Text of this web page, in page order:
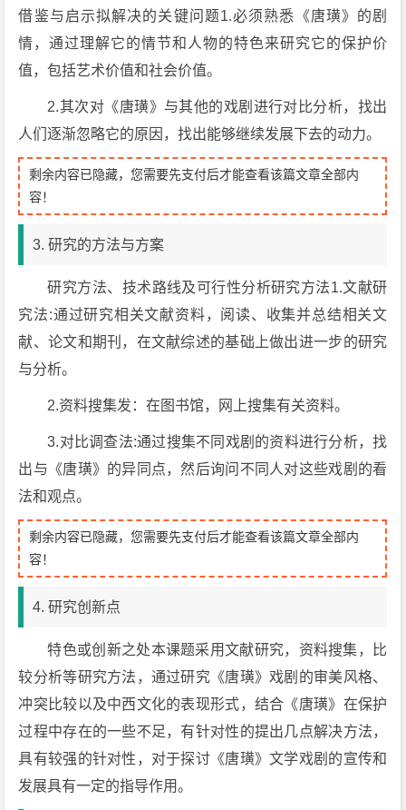
借鉴与启示拟解决的关键问题1.必须熟悉《唐璜》的剧
情，通过理解它的情节和人物的特色来研究它的保护价
值，包括艺术价值和社会价值。
2.其次对《唐璜》与其他的戏剧进行对比分析，找出
人们逐渐忽略它的原因，找出能够继续发展下去的动力。
剩余内容已隐藏，您需要先支付后才能查看该篇文章全部内
容！
3. 研究的方法与方案
研究方法、技术路线及可行性分析研究方法1.文献研
究法:通过研究相关文献资料，阅读、收集并总结相关文
献、论文和期刊，在文献综述的基础上做出进一步的研究
与分析。
2.资料搜集发：在图书馆，网上搜集有关资料。
3.对比调查法:通过搜集不同戏剧的资料进行分析，找
出与《唐璜》的异同点，然后询问不同人对这些戏剧的看
法和观点。
剩余内容已隐藏，您需要先支付后才能查看该篇文章全部内
容！
4. 研究创新点
特色或创新之处本课题采用文献研究，资料搜集，比
较分析等研究方法，通过研究《唐璜》戏剧的审美风格、
冲突比较以及中西文化的表现形式，结合《唐璜》在保护
过程中存在的一些不足，有针对性的提出几点解决方法，
具有较强的针对性，对于探讨《唐璜》文学戏剧的宣传和
发展具有一定的指导作用。